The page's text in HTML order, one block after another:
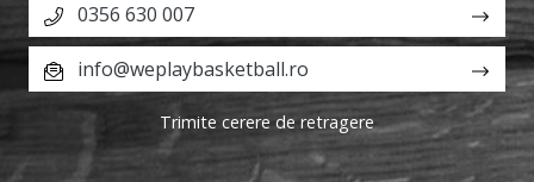
0356 630 007
info@weplaybasketball.ro
Trimite cerere de retragere